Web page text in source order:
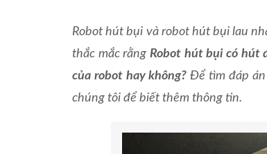
Robot hút bụi và robot hút bụi lau
thắc mắc rằng Robot hút bụi có hút
của robot hay không? Để tìm đáp án
chúng tôi để biết thêm thông tin.